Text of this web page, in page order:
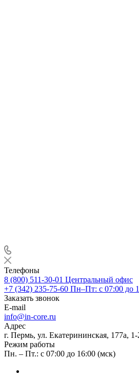
Телефоны
8 (800) 511-30-01 Центральный офис
+7 (342) 235-75-60 Пн–Пт: с 07:00 до
Заказать звонок
E-mail
info@in-core.ru
Адрес
г. Пермь, ул. ​Екатерининская, 177а,
Режим работы
Пн. – Пт.: с 07:00 до 16:00 (мск)